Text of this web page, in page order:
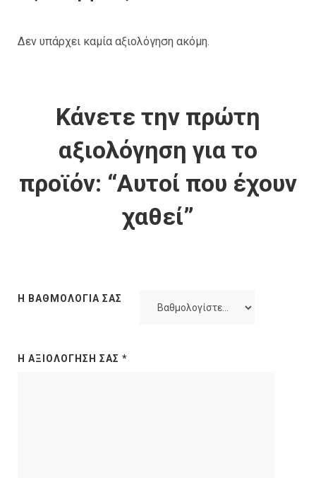
Δεν υπάρχει καμία αξιολόγηση ακόμη.
Κάνετε την πρώτη
αξιολόγηση για το
προϊόν: “Αυτοί που έχουν
χαθεί”
Η ΒΑΘΜΟΛΟΓΊΑ ΣΑΣ
Η ΑΞΙΟΛΌΓΗΣΉ ΣΑΣ *